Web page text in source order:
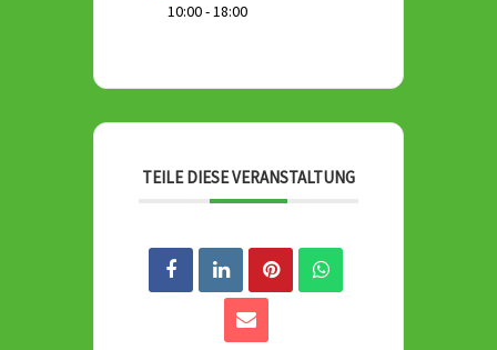
10:00 - 18:00
TEILE DIESE VERANSTALTUNG